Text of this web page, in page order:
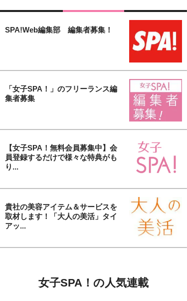
SPA!Web編集部 編集者募集！
「女子SPA！」のフリーランス編
集者募集
【女子SPA！無料会員募集中】会
員登録するだけで様々な特典がも
り...
貴社の美容アイテム＆サービスを
取材します！「大人の美活」タイ
アッ...
女子SPA！の人気連載